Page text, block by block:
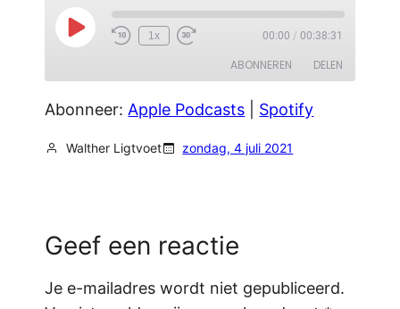
Play
Episode
1x 00:00 / 00:38:31
ABONNEREN DELEN
Apple Podcasts Spotify
RSS FEED
DELEN
LINK
Abonneer: Apple Podcasts Spotify
Walther Ligtvoet zondag, 4 juli 2021
Geef een reactie
Je e-mailadres wordt niet gepubliceerd.